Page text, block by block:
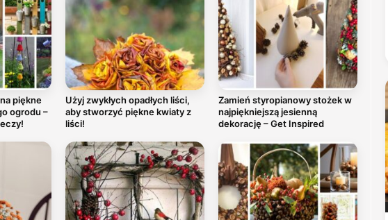
piękne
ogrodu –
Użyj zwykłych opadłych liści,
aby stworzyć piękne kwiaty z
liści!
Zamień styropianowy stożek w
najpiękniejszą jesienną
dekorację – Get Inspired